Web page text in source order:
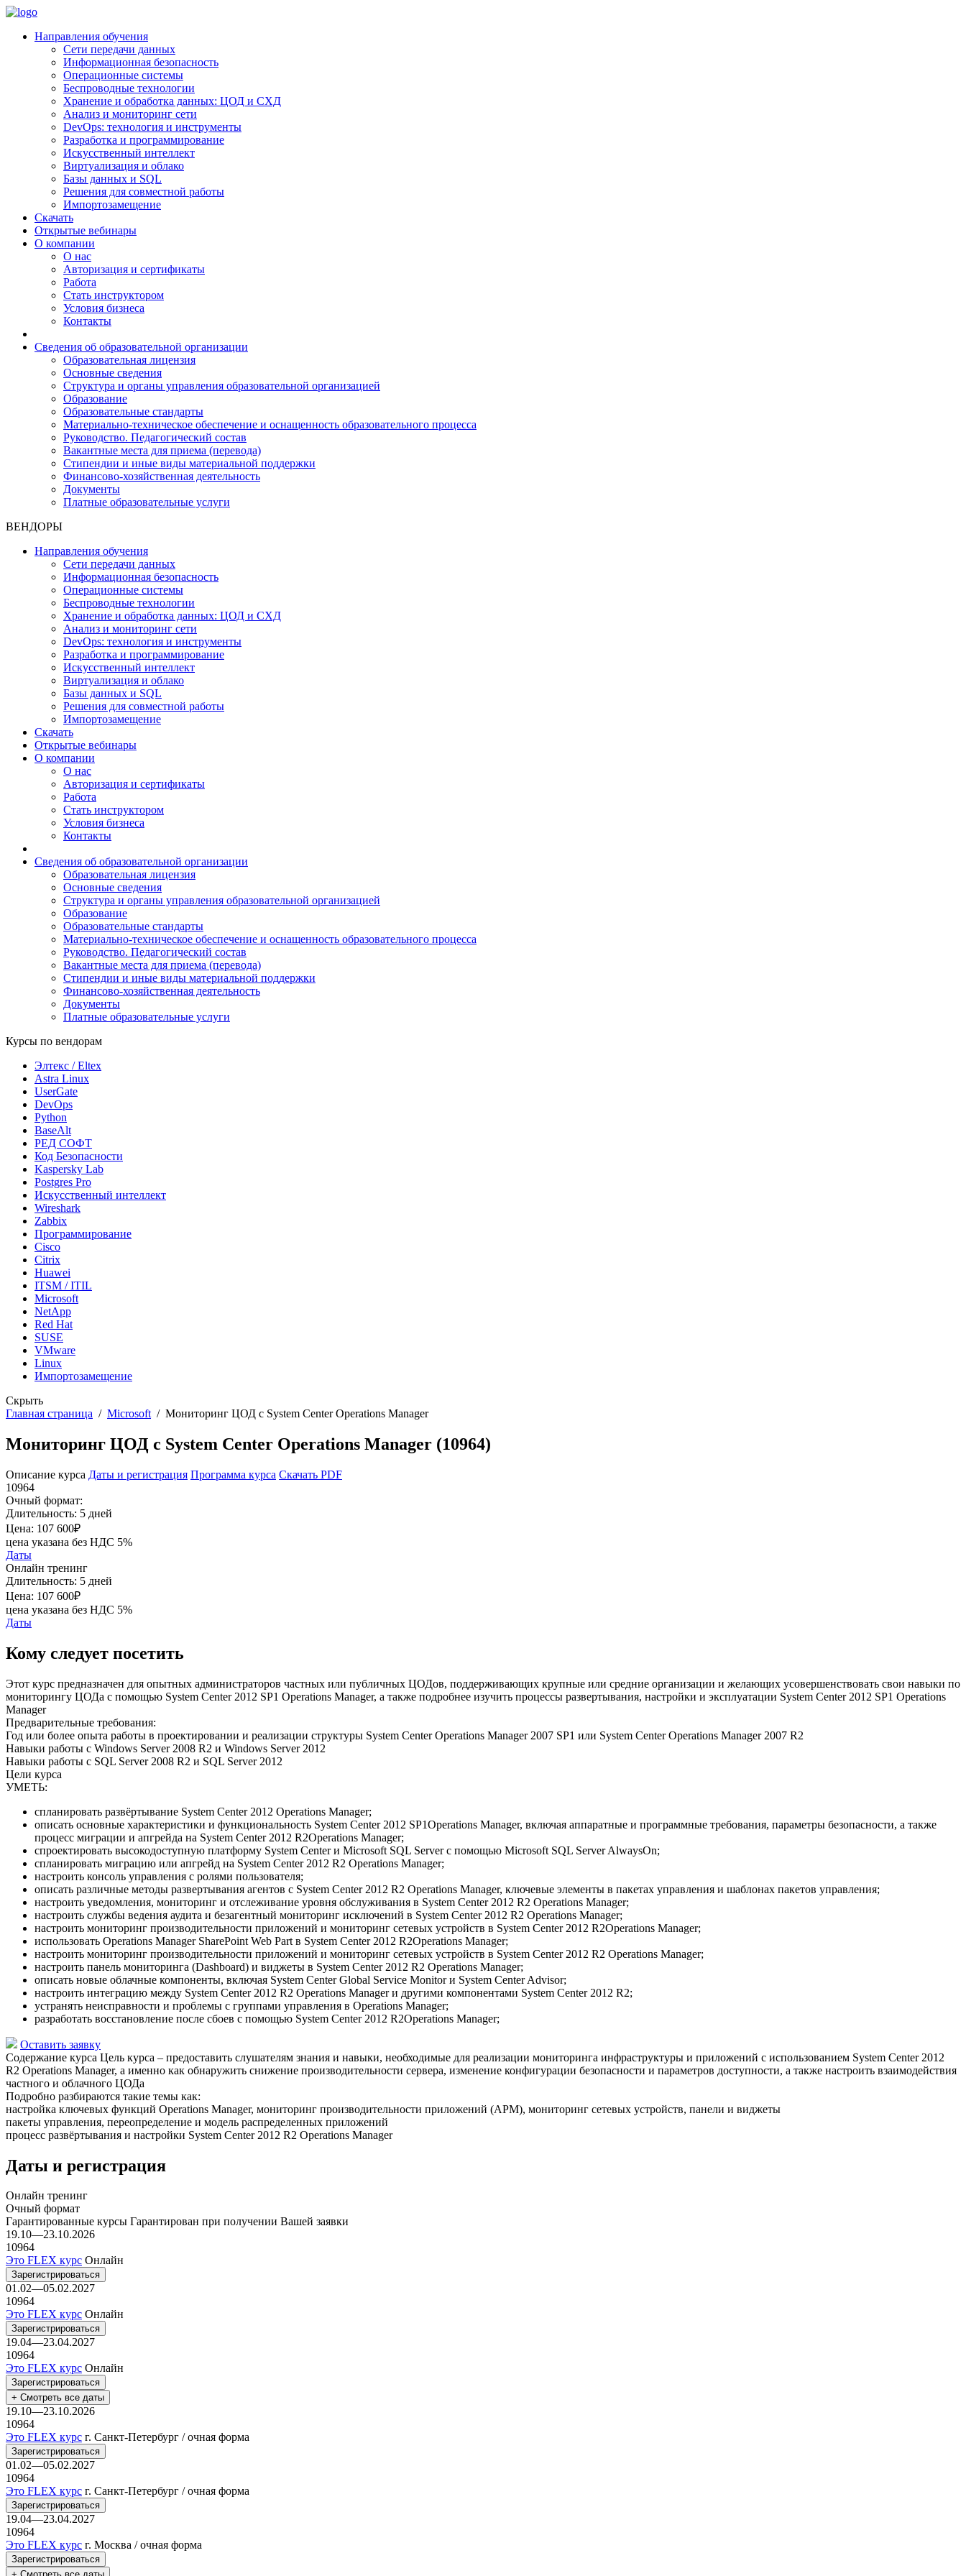
Направления обучения
Сети передачи данных
Информационная безопасность
Операционные системы
Беспроводные технологии
Хранение и обработка данных: ЦОД и СХД
Анализ и мониторинг сети
DevOps: технология и инструменты
Разработка и программирование
Искусственный интеллект
Виртуализация и облако
Базы данных и SQL
Решения для совместной работы
Импортозамещение
Скачать
Открытые вебинары
О компании
О нас
Авторизация и сертификаты
Работа
Стать инструктором
Условия бизнеса
Контакты
Сведения об образовательной организации
Образовательная лицензия
Основные сведения
Структура и органы управления образовательной организацией
Образование
Образовательные стандарты
Материально-техническое обеспечение и оснащенность образовательного процесса
Руководство. Педагогический состав
Вакантные места для приема (перевода)
Стипендии и иные виды материальной поддержки
Финансово-хозяйственная деятельность
Документы
Платные образовательные услуги
ВЕНДОРЫ
Направления обучения
Сети передачи данных
Информационная безопасность
Операционные системы
Беспроводные технологии
Хранение и обработка данных: ЦОД и СХД
Анализ и мониторинг сети
DevOps: технология и инструменты
Разработка и программирование
Искусственный интеллект
Виртуализация и облако
Базы данных и SQL
Решения для совместной работы
Импортозамещение
Скачать
Открытые вебинары
О компании
О нас
Авторизация и сертификаты
Работа
Стать инструктором
Условия бизнеса
Контакты
Сведения об образовательной организации
Образовательная лицензия
Основные сведения
Структура и органы управления образовательной организацией
Образование
Образовательные стандарты
Материально-техническое обеспечение и оснащенность образовательного процесса
Руководство. Педагогический состав
Вакантные места для приема (перевода)
Стипендии и иные виды материальной поддержки
Финансово-хозяйственная деятельность
Документы
Платные образовательные услуги
Курсы по вендорам
Элтекс / Eltex
Astra Linux
UserGate
DevOps
Python
BaseAlt
РЕД СОФТ
Код Безопасности
Kaspersky Lab
Postgres Pro
Искусственный интеллект
Wireshark
Zabbix
Программирование
Cisco
Citrix
Huawei
ITSM / ITIL
Microsoft
NetApp
Red Hat
SUSE
VMware
Linux
Импортозамещение
Скрыть
Главная страница / Microsoft / Мониторинг ЦОД с System Center Operations Manager
Мониторинг ЦОД с System Center Operations Manager (10964)
Описание курса Даты и регистрация Программа курса Скачать PDF
10964
Очный формат:
Длительность: 5 дней
Цена: 107 600₽
цена указана без НДС 5%
Даты
Онлайн тренинг
Длительность: 5 дней
Цена: 107 600₽
цена указана без НДС 5%
Даты
Кому следует посетить
Этот курс предназначен для опытных администраторов частных или публичных ЦОДов, поддерживающих крупные или средние организации и желающих усовершенствовать свои навыки по
мониторингу ЦОДа с помощью System Center 2012 SP1 Operations Manager, а также подробнее изучить процессы развертывания, настройки и эксплуатации System Center 2012 SP1 Operations
Manager
Предварительные требования:
Год или более опыта работы в проектировании и реализации структуры System Center Operations Manager 2007 SP1 или System Center Operations Manager 2007 R2
Навыки работы с Windows Server 2008 R2 и Windows Server 2012
Навыки работы с SQL Server 2008 R2 и SQL Server 2012
Цели курса
УМЕТЬ:
спланировать развёртывание System Center 2012 Operations Manager;
описать основные характеристики и функциональность System Center 2012 SP1Operations Manager, включая аппаратные и программные требования, параметры безопасности, а также
процесс миграции и апгрейда на System Center 2012 R2Operations Manager;
спроектировать высокодоступную платформу System Center и Microsoft SQL Server с помощью Microsoft SQL Server AlwaysOn;
спланировать миграцию или апгрейд на System Center 2012 R2 Operations Manager;
настроить консоль управления с ролями пользователя;
описать различные методы развертывания агентов с System Center 2012 R2 Operations Manager, ключевые элементы в пакетах управления и шаблонах пакетов управления;
настроить уведомления, мониторинг и отслеживание уровня обслуживания в System Center 2012 R2 Operations Manager;
настроить службы ведения аудита и безагентный мониторинг исключений в System Center 2012 R2 Operations Manager;
настроить мониторинг производительности приложений и мониторинг сетевых устройств в System Center 2012 R2Operations Manager;
использовать Operations Manager SharePoint Web Part в System Center 2012 R2Operations Manager;
настроить мониторинг производительности приложений и мониторинг сетевых устройств в System Center 2012 R2 Operations Manager;
настроить панель мониторинга (Dashboard) и виджеты в System Center 2012 R2 Operations Manager;
описать новые облачные компоненты, включая System Center Global Service Monitor и System Center Advisor;
настроить интеграцию между System Center 2012 R2 Operations Manager и другими компонентами System Center 2012 R2;
устранять неисправности и проблемы с группами управления в Operations Manager;
разработать восстановление после сбоев с помощью System Center 2012 R2Operations Manager;
Оставить заявку
Содержание курса Цель курса – предоставить слушателям знания и навыки, необходимые для реализации мониторинга инфраструктуры и приложений с использованием System Center 2012
R2 Operations Manager, а именно как обнаружить снижение производительности сервера, изменение конфигурации безопасности и параметров доступности, а также настроить взаимодействия
частного и облачного ЦОДа
Подробно разбираются такие темы как:
настройка ключевых функций Operations Manager, мониторинг производительности приложений (APM), мониторинг сетевых устройств, панели и виджеты
пакеты управления, переопределение и модель распределенных приложений
процесс развёртывания и настройки System Center 2012 R2 Operations Manager
Даты и регистрация
Онлайн тренинг
Очный формат
Гарантированные курсы Гарантирован при получении Вашей заявки
19.10—23.10.2026
10964
Это FLEX курс Онлайн
Зарегистрироваться
01.02—05.02.2027
10964
Это FLEX курс Онлайн
Зарегистрироваться
19.04—23.04.2027
10964
Это FLEX курс Онлайн
Зарегистрироваться
+ Смотреть все даты
19.10—23.10.2026
10964
Это FLEX курс г. Санкт-Петербург / очная форма
Зарегистрироваться
01.02—05.02.2027
10964
Это FLEX курс г. Санкт-Петербург / очная форма
Зарегистрироваться
19.04—23.04.2027
10964
Это FLEX курс г. Москва / очная форма
Зарегистрироваться